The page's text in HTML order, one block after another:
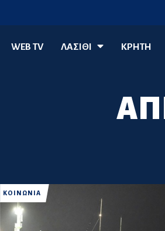
WEB TV ΛΑΣΊΘΙ ΚΡΗΤΗ
ΚΟΙΝΩΝΙΑ